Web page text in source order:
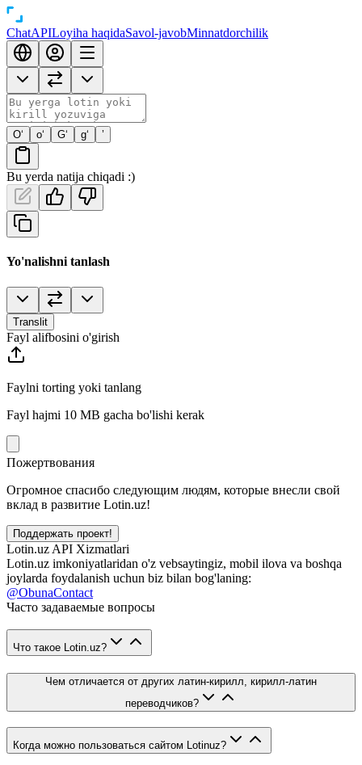
ChatAPILoyiha haqidaSavol-javobMinnatdorchilik
O‘ o‘ G‘ g‘ ’
Bu yerda natija chiqadi :)
Yo'nalishni tanlash
Translit
Fayl alifbosini o'girish
Faylni torting yoki tanlang
Fayl hajmi 10 MB gacha bo'lishi kerak
Пожертвования
Огромное спасибо следующим людям, которые внесли свой
вклад в развитие Lotin.uz!
Поддержать проект!
Lotin.uz API Xizmatlari
Lotin.uz imkoniyatlaridan o'z vebsaytingiz, mobil ilova va boshqa
joylarda foydalanish uchun biz bilan bog'laning:
@ObunaContact
Часто задаваемые вопросы
Что такое Lotin.uz?
Чем отличается от других латин-кирилл, кирилл-латин
переводчиков?
Когда можно пользоваться сайтом Lotinuz?